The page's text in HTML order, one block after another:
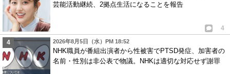
芸能活動継続、2拠点生活になることを報告
4
2026年8月5日（水）PM 18:52
NHK職員が番組出演者から性被害でPTSD発症、加害者の
名前・性別は非公表で物議。NHKは適切な対応せず謝罪